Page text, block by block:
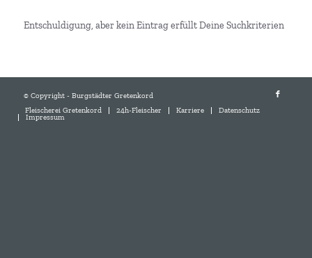
Entschuldigung, aber kein Eintrag erfüllt Deine Suchkriterien
© Copyright - Burgstädter Gretenkord
Fleischerei Gretenkord
24h-Fleischer Karriere Datenschutz
Impressum